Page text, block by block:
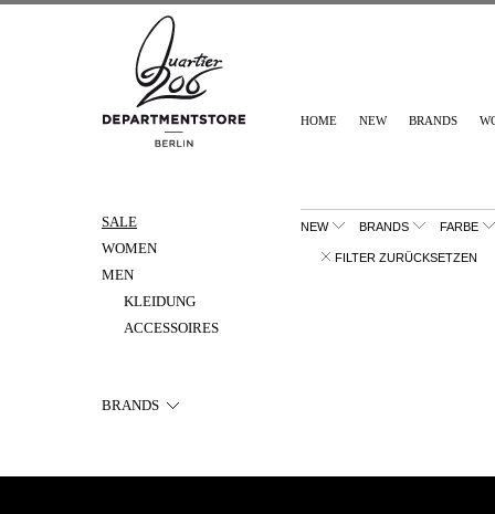
HOME NEW BRANDS
SALE
WOMEN
MEN
KLEIDUNG
ACCESSOIRES
NEW BRANDS FARBE
FILTER ZURÜCKSETZEN
BRANDS